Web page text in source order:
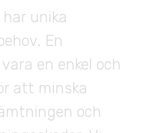
unika
En
en enkel och
att minska
och